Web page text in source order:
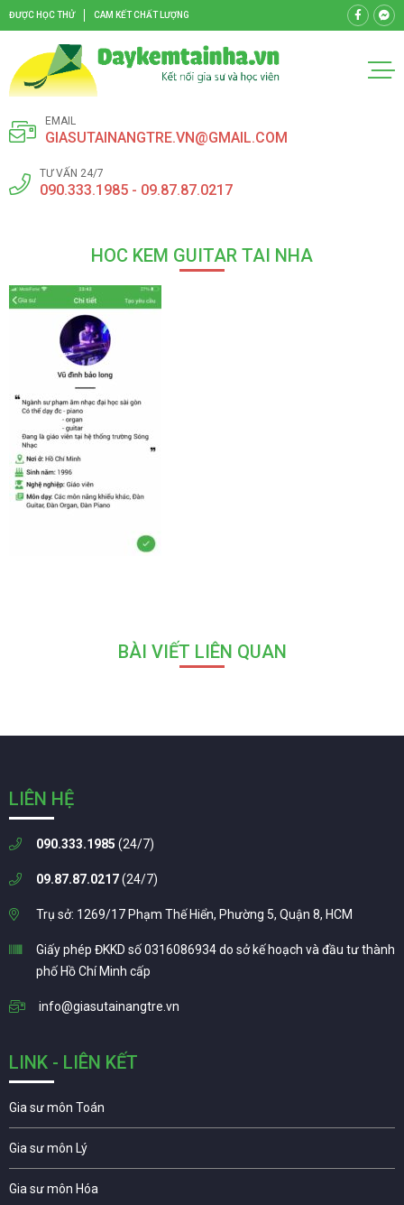
ĐƯỢC HỌC THỬ CAM KẾT CHẤT LƯỢNG
EMAIL
GIASUTAINANGTRE.VN@GMAIL.COM
TƯ VẤN 24/7
090.333.1985 - 09.87.87.0217
HOC KEM GUITAR TAI NHA
BÀI VIẾT LIÊN QUAN
LIÊN HỆ
090.333.1985 (24/7)
09.87.87.0217(24/7)
Trụ sở: 1269/17 Phạm Thế Hiển, Phường 5, Quận 8, HCM
Giấy phép ĐKKD số 0316086934 do sở kế hoạch và đầu tư thành
phố Hồ Chí Minh cấp
info@giasutainangtre.vn
LINK - LIÊN KẾT
Gia sư môn Toán
Gia sư môn Lý
Gia sư môn Hóa